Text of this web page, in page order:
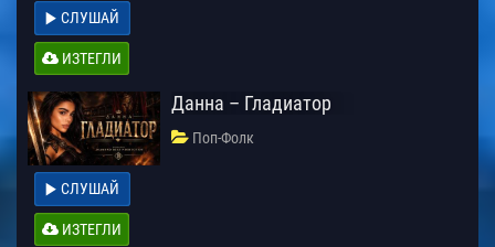
СЛУШАЙ
ИЗТЕГЛИ
Данна – Гладиатор
Поп-Фолк
СЛУШАЙ
ИЗТЕГЛИ